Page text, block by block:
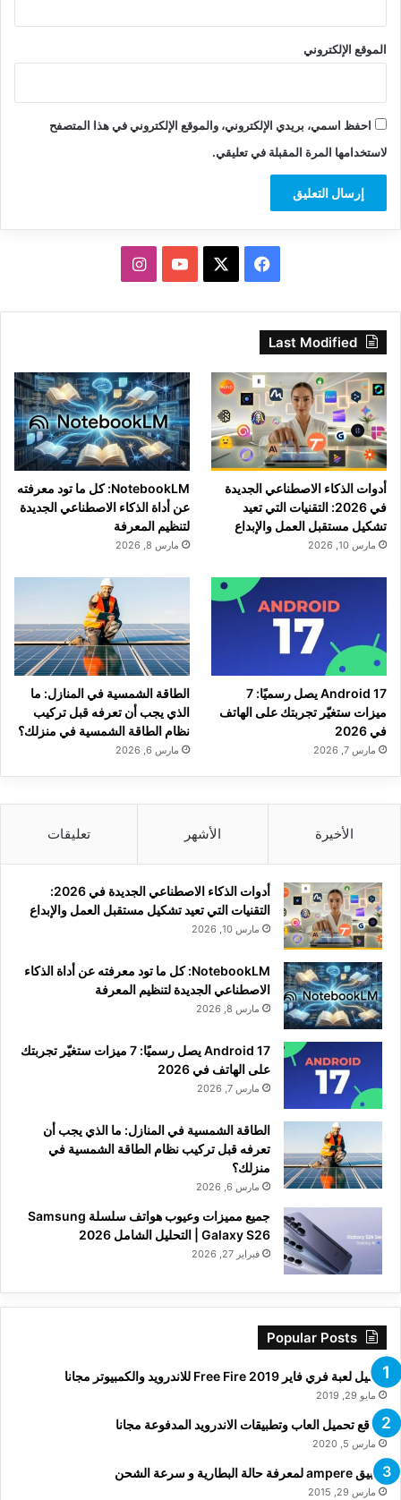
الموقع الإلكتروني
احفظ اسمي، بريدي الإلكتروني، والموقع الإلكتروني في هذا المتصفح
لاستخدامها المرة المقبلة في تعليقي.
فيسبوك ‫YouTubeانستقرام
Last Modified
أدوات الذكاء الاصطناعي الجديدة
في 2026: التقنيات التي تعيد
تشكيل مستقبل العمل والإبداع
مارس 10, 2026
NotebookLM: كل ما تود معرفته
عن أداة الذكاء الاصطناعي الجديدة
لتنظيم المعرفة
مارس 8, 2026
Android 17 يصل رسميًا: 7
ميزات ستغيّر تجربتك على الهاتف
في 2026
مارس 7, 2026
الطاقة الشمسية في المنازل: ما
الذي يجب أن تعرفه قبل تركيب
نظام الطاقة الشمسية في منزلك؟
مارس 6, 2026
الأخيرة الأشهر تعليقات
أدوات الذكاء الاصطناعي الجديدة في 2026:
التقنيات التي تعيد تشكيل مستقبل العمل والإبداع
مارس 10, 2026
NotebookLM: كل ما تود معرفته عن أداة الذكاء
الاصطناعي الجديدة لتنظيم المعرفة
مارس 8, 2026
Android 17 يصل رسميًا: 7 ميزات ستغيّر تجربتك
على الهاتف في 2026
مارس 7, 2026
الطاقة الشمسية في المنازل: ما الذي يجب أن
تعرفه قبل تركيب نظام الطاقة الشمسية في
منزلك؟
مارس 6, 2026
جميع مميزات وعيوب هواتف سلسلة Samsung
Galaxy S26 | التحليل الشامل 2026
فبراير 27, 2026
Popular Posts
تحميل لعبة فري فاير Free Fire 2019 للاندرويد والكمبيوتر مجانا
مايو 29, 2019
مواقع تحميل العاب وتطبيقات الاندرويد المدفوعة مجانا
مارس 5, 2020
تطبيق ampere لمعرفة حالة البطارية و سرعة الشحن
مارس 29, 2015